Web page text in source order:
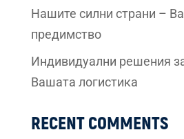
Нашите силни страни –
предимство
Индивидуални решения
Вашата логистика
RECENT COMMENTS